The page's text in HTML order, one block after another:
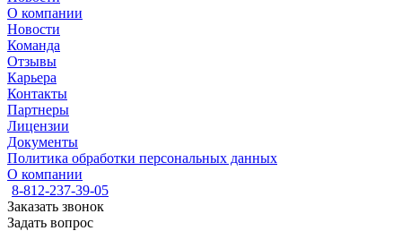
О компании
Новости
Команда
Отзывы
Карьера
Контакты
Партнеры
Лицензии
Документы
Политика обработки персональных данных
О компании
8-812-237-39-05
Заказать звонок
Задать вопрос